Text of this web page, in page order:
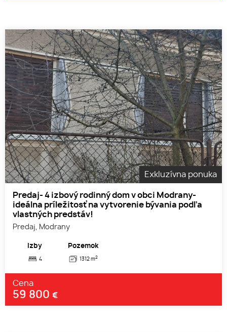
Exkluzívna ponuka
Predaj- 4 izbový rodinný dom v obci Modrany-
ideálna príležitosť na vytvorenie bývania podľa
vlastných predstáv!
Predaj, Modrany
Izby
4
Pozemok
1312 m2
Cena
59 800 €